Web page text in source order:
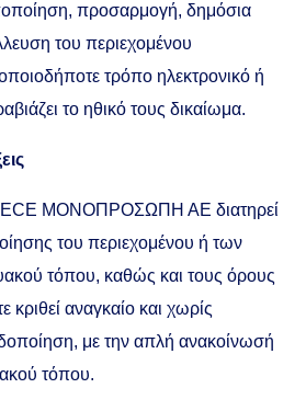
προσαρμογή, δημόσια
του περιεχομένου
τρόπο ηλεκτρονικό ή
το ηθικό τους δικαίωμα.
MONOΠΡΟΣΩΠΗ ΑΕ διατηρεί
του περιεχομένου ή των
τόπου, καθώς και τους όρους
αναγκαίο και χωρίς
με την απλή ανακοίνωσή
τόπου.